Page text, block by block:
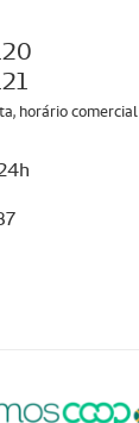
horário comercial